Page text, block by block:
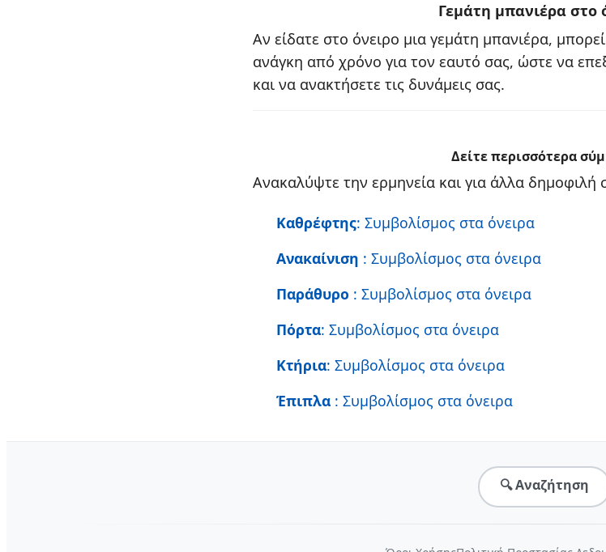
Γεμάτη μπανιέρα στο
Αν είδατε στο όνειρο μια γεμάτη μπανιέρα,
ανάγκη από χρόνο για τον εαυτό σας, ώστε να
και να ανακτήσετε τις δυνάμεις σας.
Δείτε περισσότερα
Ανακαλύψτε την ερμηνεία και για άλλα δημοφιλή
Καθρέφτης: Συμβολίσμος στα όνειρα
Ανακαίνιση : Συμβολίσμος στα όνειρα
Παράθυρο : Συμβολίσμος στα όνειρα
Πόρτα: Συμβολίσμος στα όνειρα
Κτήρια: Συμβολίσμος στα όνειρα
Έπιπλα : Συμβολίσμος στα όνειρα
🔍 Αναζήτηση